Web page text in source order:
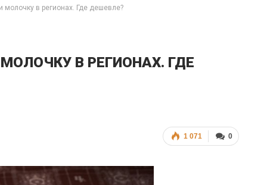
в регионах. Где дешевле?
В РЕГИОНАХ. ГДЕ
0
1 071